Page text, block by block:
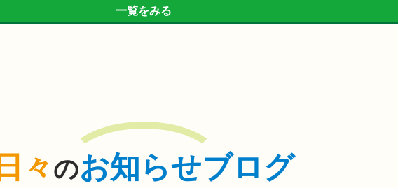
一覧をみる
日々のお知らせブログ